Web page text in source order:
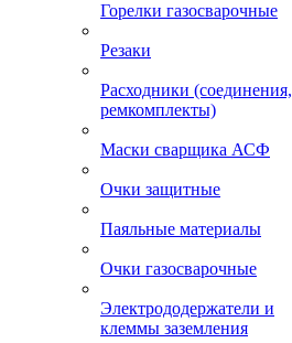
Горелки газосварочные
Резаки
Расходники (соединения,
ремкомплекты)
Маски сварщика АСФ
Очки защитные
Паяльные материалы
Очки газосварочные
Электрододержатели и
клеммы заземления